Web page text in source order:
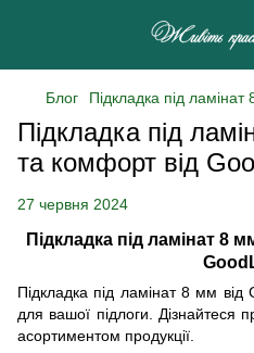
Блог Підкладка під
Підкладка під
та комфорт від
27 червня 2024
Підкладка під ламінат 8
Підкладка під ламінат 8 мм
для вашої підлоги. Дізнайтеся
асортиментом продукції.